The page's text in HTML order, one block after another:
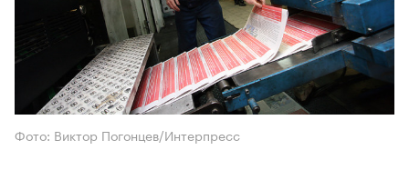
Фото: Виктор Погонцев/Интерпресс